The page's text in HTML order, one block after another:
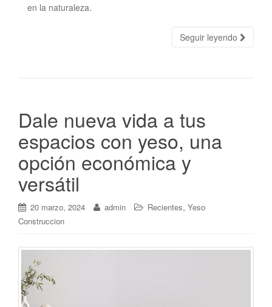
en la naturaleza.
Seguir leyendo
Dale nueva vida a tus
espacios con yeso, una
opción económica y
versátil
20 marzo, 2024 admin Recientes, Yeso
Construccion